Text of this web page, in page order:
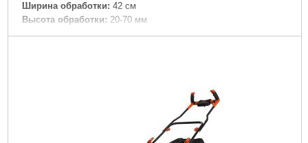
Ширина обработки: 42 см
Высота обработки: 20-70 мм
Регулировка высоты кошения: центральная